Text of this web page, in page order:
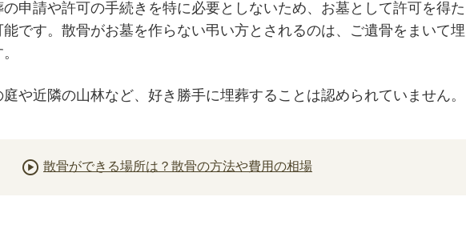
申請や許可の手続きを特に必要としないため、お墓として許可を得た
です。散骨がお墓を作らない弔い方とされるのは、ご遺骨をまいて埋
や近隣の山林など、好き勝手に埋葬することは認められていません。
散骨ができる場所は？散骨の方法や費用の相場